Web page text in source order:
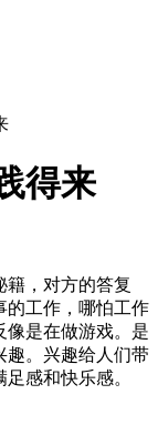
得来
，对方的答复
的工作，哪怕工作
像是在做游戏。是
趣。兴趣给人们带
感和快乐感。